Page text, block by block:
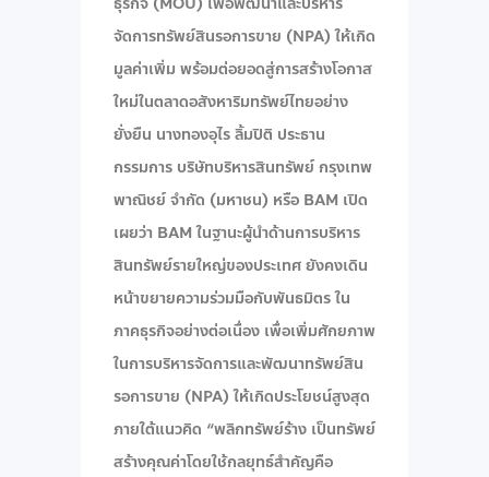
จัดการทรัพย์สินรอการขาย (NPA) ให้เกิด
มูลค่าเพิ่ม พร้อมต่อยอดสู่การสร้างโอกาส
ใหม่ในตลาดอสังหาริมทรัพย์ไทยอย่าง
ยั่งยืน นางทองอุไร ลิ้มปิติ ประธาน
กรรมการ บริษัทบริหารสินทรัพย์ กรุงเทพ
พาณิชย์ จำกัด (มหาชน) หรือ BAM เปิด
เผยว่า BAM ในฐานะผู้นำด้านการบริหาร
สินทรัพย์รายใหญ่ของประเทศ ยังคงเดิน
หน้าขยายความร่วมมือกับพันธมิตร ใน
ภาคธุรกิจอย่างต่อเนื่อง เพื่อเพิ่มศักยภาพ
ในการบริหารจัดการและพัฒนาทรัพย์สิน
รอการขาย (NPA) ให้เกิดประโยชน์สูงสุด
ภายใต้แนวคิด “พลิกทรัพย์ร้าง เป็นทรัพย์
สร้างคุณค่าโดยใช้กลยุทธ์สำคัญคือ